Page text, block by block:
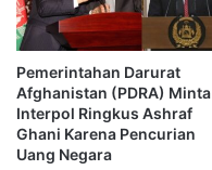
Pemerintahan Darurat
Afghanistan (PDRA) Minta
Interpol Ringkus Ashraf
Ghani Karena Pencurian
Uang Negara